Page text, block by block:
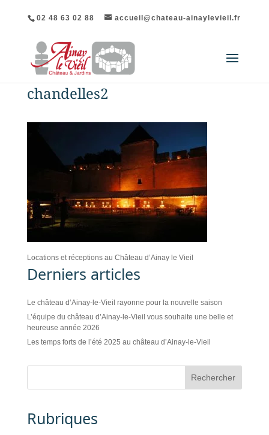
02 48 63 02 88 accueil@chateau-ainaylevieil.fr
chandelles2
Locations et réceptions au Château d’Ainay le Vieil
Derniers articles
Le château d’Ainay-le-Vieil rayonne pour la nouvelle saison
L’équipe du château d’Ainay-le-Vieil vous souhaite une belle et
heureuse année 2026
Les temps forts de l’été 2025 au château d’Ainay-le-Vieil
Rubriques